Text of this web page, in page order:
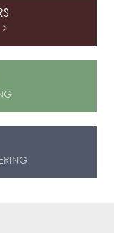
